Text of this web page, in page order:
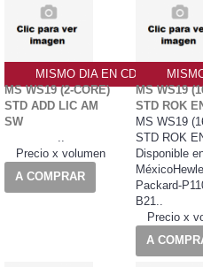
MISMO DIA EN CDMX
MS WS19 (2-CORE)
STD ADD LIC AM
SW
..
Precio x volumen
A COMPRAR
MS WS19
STD ROK
MS WS19
STD ROK
Disponible
Packard-
B21..
Precio x
A